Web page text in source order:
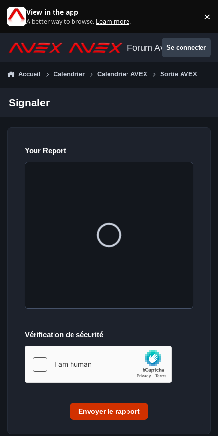
View in the app
A better way to browse. Learn more. ×
Forum AvexSe connecter
Accueil Calendrier Calendrier AVEX Sortie AVEX
Signaler
Your Report
Vérification de sécurité
Envoyer le rapport